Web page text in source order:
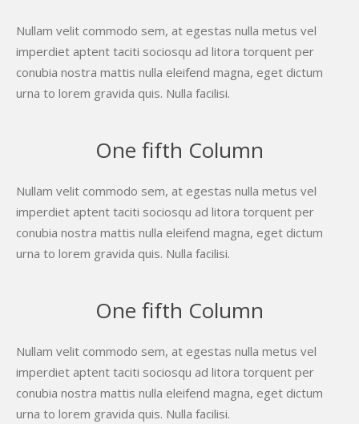
Nullam velit commodo sem, at egestas nulla metus vel
imperdiet aptent taciti sociosqu ad litora torquent per
conubia nostra mattis nulla eleifend magna, eget dictum
urna to lorem gravida quis. Nulla facilisi.
One fifth Column
Nullam velit commodo sem, at egestas nulla metus vel
imperdiet aptent taciti sociosqu ad litora torquent per
conubia nostra mattis nulla eleifend magna, eget dictum
urna to lorem gravida quis. Nulla facilisi.
One fifth Column
Nullam velit commodo sem, at egestas nulla metus vel
imperdiet aptent taciti sociosqu ad litora torquent per
conubia nostra mattis nulla eleifend magna, eget dictum
urna to lorem gravida quis. Nulla facilisi.